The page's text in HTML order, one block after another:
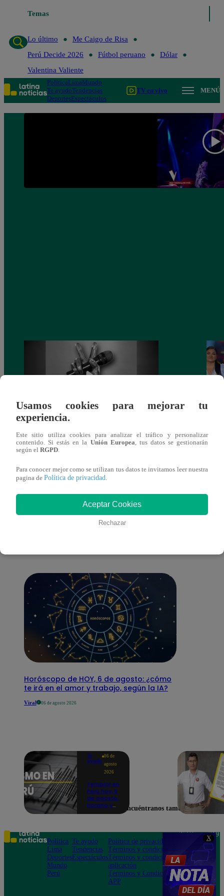
X
Temas
Lo último
Me Caigo de Risa
Perú Decide 2026
Fútbol peruano
Dólar
Valentina Valiente
PolíticaLimaMundo
Te ayudoTendencias
DeportesEspectáculos
TV en vivo MENÚ
Muere exparticipante de La Voz Colombia
tras denunciar negligencia médica
La
2023
También te puede
Horóscopo de HOY, 6 de agosto: ¿cómo
te irá en el amor y trabajo, según la IA?
Viral 06 de agosto 2026
Te
ayudo
06 de
agosto
2026
Temblor en
Perú hoy, 6
de agosto:
horario y
según IGP
Usamos cookies para mejorar tu
experiencia.
Este sitio utiliza cookies para analizar el tráfico y personalizar
contenido. Si estás en la Unión Europea, tus datos se gestionarán
según el RGPD.
Para conocer mejor como se utilizan tus datos te invitamos leer nuestra
pagina de Política de privacidad.
Aceptar Cookies
Rechazar
Encuéntranos también en
Política
Lima
Deportes
Mundo
Perú
Te ayudo
Tendencias
Espectáculos
Política de privacidad
Términos y condiciones
Términos y condiciones
aplicación
Términos y Condiciones
APP
Teléfono: 219
Av. San
Felipe 968
Jesús María